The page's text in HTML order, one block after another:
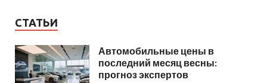
СТАТЬИ
Автомобильные цены в
последний месяц весны:
прогноз экспертов